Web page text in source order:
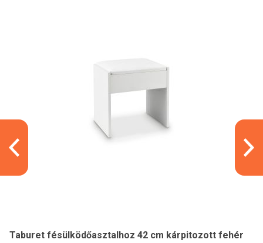
Taburet fésülködőasztalhoz 42 cm kárpitozott fehér